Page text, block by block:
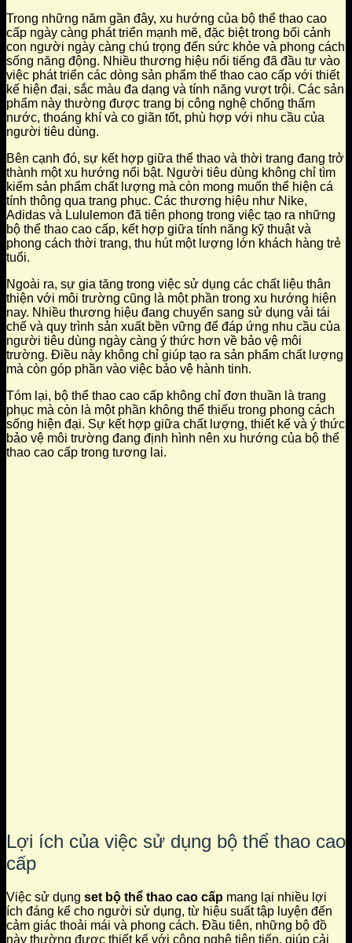
Trong những năm gần đây, xu hướng của bộ thể thao cao
cấp ngày càng phát triển mạnh mẽ, đặc biệt trong bối cảnh
con người ngày càng chú trọng đến sức khỏe và phong cách
sống năng động. Nhiều thương hiệu nổi tiếng đã đầu tư vào
việc phát triển các dòng sản phẩm thể thao cao cấp với thiết
kế hiện đại, sắc màu đa dạng và tính năng vượt trội. Các sản
phẩm này thường được trang bị công nghệ chống thấm
nước, thoáng khí và co giãn tốt, phù hợp với nhu cầu của
người tiêu dùng.
Bên cạnh đó, sự kết hợp giữa thể thao và thời trang đang trở
thành một xu hướng nổi bật. Người tiêu dùng không chỉ tìm
kiếm sản phẩm chất lượng mà còn mong muốn thể hiện cá
tính thông qua trang phục. Các thương hiệu như Nike,
Adidas và Lululemon đã tiên phong trong việc tạo ra những
bộ thể thao cao cấp, kết hợp giữa tính năng kỹ thuật và
phong cách thời trang, thu hút một lượng lớn khách hàng trẻ
tuổi.
Ngoài ra, sự gia tăng trong việc sử dụng các chất liệu thân
thiện với môi trường cũng là một phần trong xu hướng hiện
nay. Nhiều thương hiệu đang chuyển sang sử dụng vải tái
chế và quy trình sản xuất bền vững để đáp ứng nhu cầu của
người tiêu dùng ngày càng ý thức hơn về bảo vệ môi
trường. Điều này không chỉ giúp tạo ra sản phẩm chất lượng
mà còn góp phần vào việc bảo vệ hành tinh.
Tóm lại, bộ thể thao cao cấp không chỉ đơn thuần là trang
phục mà còn là một phần không thể thiếu trong phong cách
sống hiện đại. Sự kết hợp giữa chất lượng, thiết kế và ý thức
bảo vệ môi trường đang định hình nên xu hướng của bộ thể
thao cao cấp trong tương lai.
Lợi ích của việc sử dụng bộ thể thao cao
cấp
Việc sử dụng set bộ thể thao cao cấp mang lại nhiều lợi
ích đáng kể cho người sử dụng, từ hiệu suất tập luyện đến
cảm giác thoải mái và phong cách. Đầu tiên, những bộ đồ
này thường được thiết kế với công nghệ tiên tiến, giúp cải